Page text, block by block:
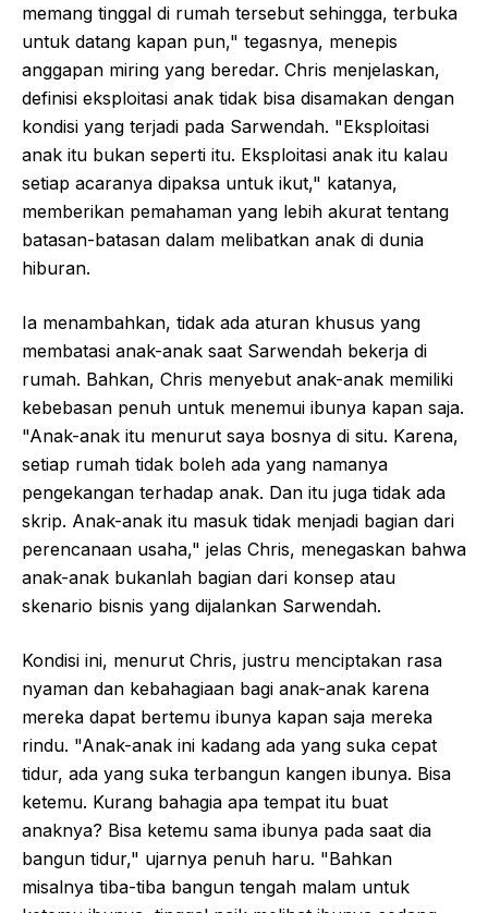
memang tinggal di rumah tersebut sehingga, terbuka
untuk datang kapan pun," tegasnya, menepis
anggapan miring yang beredar. Chris menjelaskan,
definisi eksploitasi anak tidak bisa disamakan dengan
kondisi yang terjadi pada Sarwendah. "Eksploitasi
anak itu bukan seperti itu. Eksploitasi anak itu kalau
setiap acaranya dipaksa untuk ikut," katanya,
memberikan pemahaman yang lebih akurat tentang
batasan-batasan dalam melibatkan anak di dunia
hiburan.
Ia menambahkan, tidak ada aturan khusus yang
membatasi anak-anak saat Sarwendah bekerja di
rumah. Bahkan, Chris menyebut anak-anak memiliki
kebebasan penuh untuk menemui ibunya kapan saja.
"Anak-anak itu menurut saya bosnya di situ. Karena,
setiap rumah tidak boleh ada yang namanya
pengekangan terhadap anak. Dan itu juga tidak ada
skrip. Anak-anak itu masuk tidak menjadi bagian dari
perencanaan usaha," jelas Chris, menegaskan bahwa
anak-anak bukanlah bagian dari konsep atau
skenario bisnis yang dijalankan Sarwendah.
Kondisi ini, menurut Chris, justru menciptakan rasa
nyaman dan kebahagiaan bagi anak-anak karena
mereka dapat bertemu ibunya kapan saja mereka
rindu. "Anak-anak ini kadang ada yang suka cepat
tidur, ada yang suka terbangun kangen ibunya. Bisa
ketemu. Kurang bahagia apa tempat itu buat
anaknya? Bisa ketemu sama ibunya pada saat dia
bangun tidur," ujarnya penuh haru. "Bahkan
misalnya tiba-tiba bangun tengah malam untuk